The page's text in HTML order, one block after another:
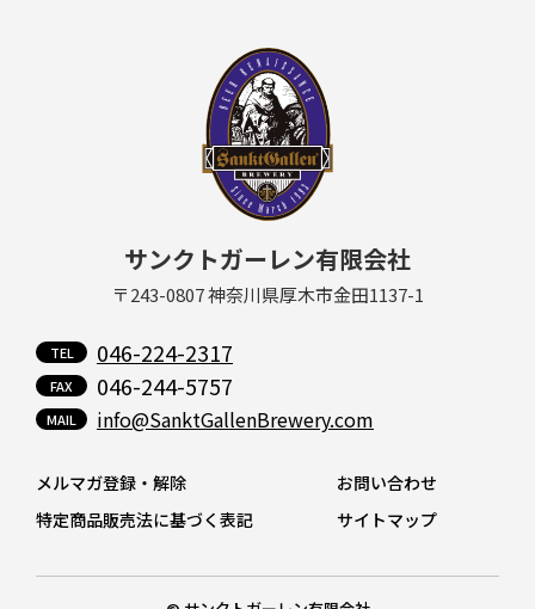
サンクトガーレン有限会社
〒243-0807 神奈川県厚木市金田1137-1
046-224-2317
046-244-5757
info@SanktGallenBrewery.com
メルマガ登録・解除
お問い合わせ
特定商品販売法に基づく表記
サイトマップ